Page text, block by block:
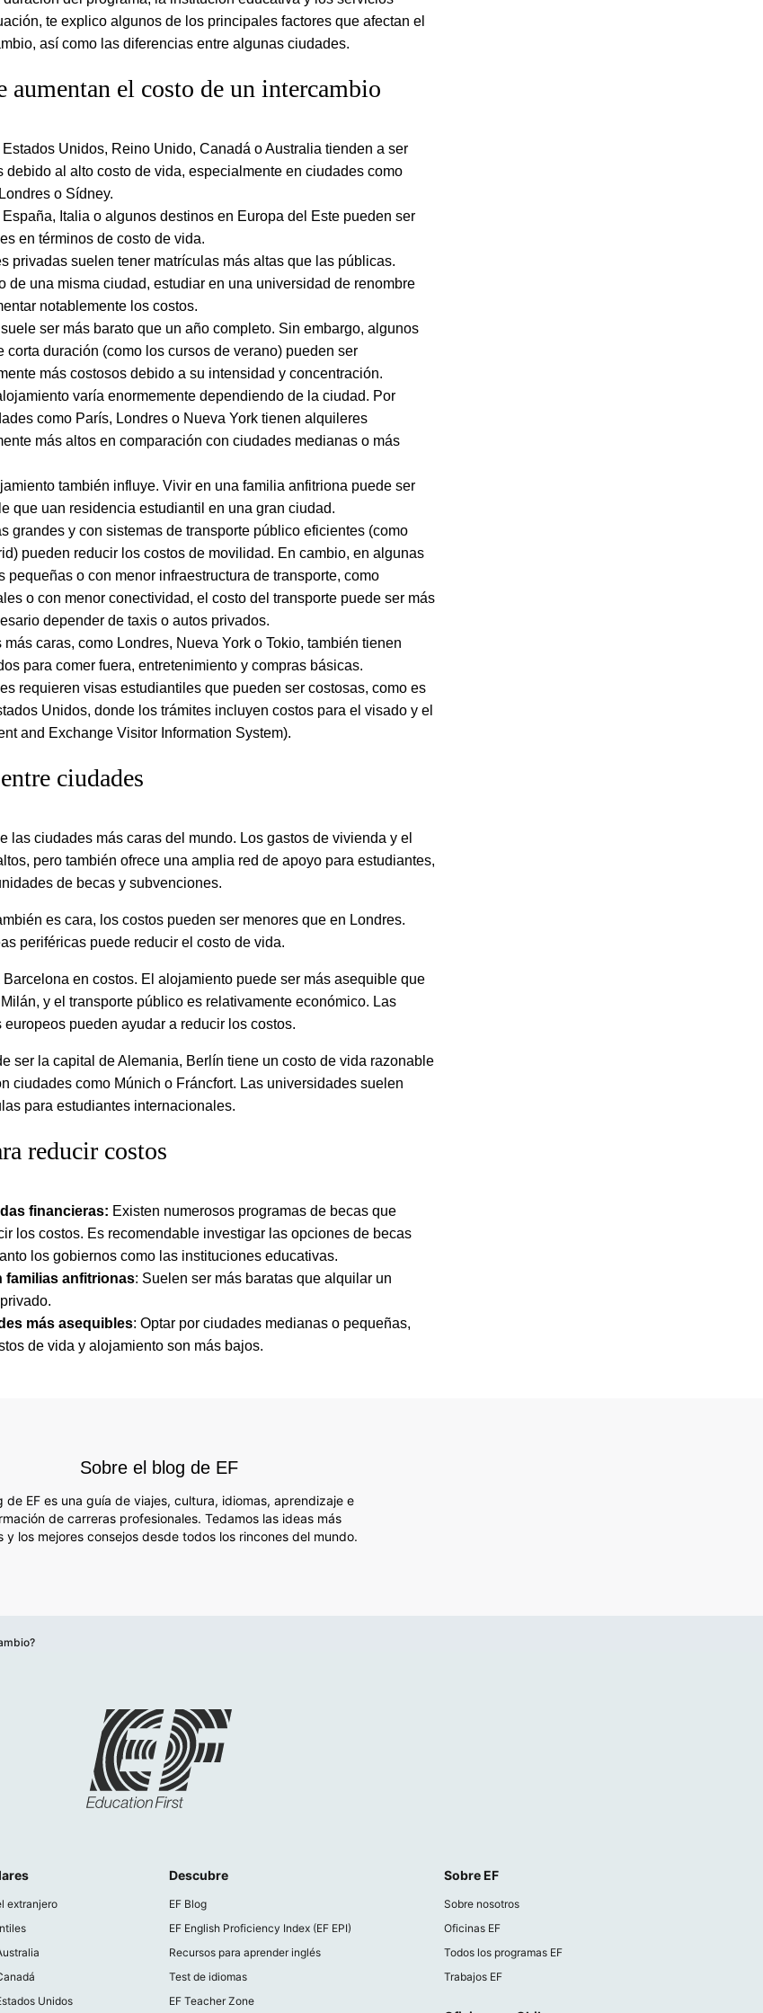
te explico algunos de los principales factores que afectan el
así como las diferencias entre algunas ciudades.
aumentan el costo de un intercambio
Unidos, Reino Unido, Canadá o Australia tienden a ser
debido al alto costo de vida, especialmente en ciudades como
o Sídney.
Italia o algunos destinos en Europa del Este pueden ser
en términos de costo de vida.
privadas suelen tener matrículas más altas que las públicas.
de una misma ciudad, estudiar en una universidad de renombre
notablemente los costos.
ser más barato que un año completo. Sin embargo, algunos
corta duración (como los cursos de verano) pueden ser
más costosos debido a su intensidad y concentración.
varía enormemente dependiendo de la ciudad. Por
como París, Londres o Nueva York tienen alquileres
más altos en comparación con ciudades medianas o más
también influye. Vivir en una familia anfitriona puede ser
que uan residencia estudiantil en una gran ciudad.
grandes y con sistemas de transporte público eficientes (como
pueden reducir los costos de movilidad. En cambio, en algunas
pequeñas o con menor infraestructura de transporte, como
o con menor conectividad, el costo del transporte puede ser más
depender de taxis o autos privados.
más caras, como Londres, Nueva York o Tokio, también tienen
para comer fuera, entretenimiento y compras básicas.
requieren visas estudiantiles que pueden ser costosas, como es
Unidos, donde los trámites incluyen costos para el visado y el
and Exchange Visitor Information System).
ciudades
las ciudades más caras del mundo. Los gastos de vivienda y el
pero también ofrece una amplia red de apoyo para estudiantes,
de becas y subvenciones.
es cara, los costos pueden ser menores que en Londres.
periféricas puede reducir el costo de vida.
Barcelona en costos. El alojamiento puede ser más asequible que
y el transporte público es relativamente económico. Las
europeos pueden ayudar a reducir los costos.
ser la capital de Alemania, Berlín tiene un costo de vida razonable
ciudades como Múnich o Fráncfort. Las universidades suelen
para estudiantes internacionales.
reducir costos
financieras: Existen numerosos programas de becas que
los costos. Es recomendable investigar las opciones de becas
los gobiernos como las instituciones educativas.
familias anfitrionas: Suelen ser más baratas que alquilar un
más asequibles: Optar por ciudades medianas o pequeñas,
de vida y alojamiento son más bajos.
Sobre el blog de EF
de EF es una guía de viajes, cultura, idiomas, aprendizaje e
de carreras profesionales. Tedamos las ideas más
y los mejores consejos desde todos los rincones del mundo.
extranjero
Unidos
Descubre
EF Blog
EF English Proficiency Index (EF EPI)
Recursos para aprender inglés
Test de idiomas
EF Teacher Zone
Sobre EF
Sobre nosotros
Oficinas EF
Todos los programas EF
Trabajos EF